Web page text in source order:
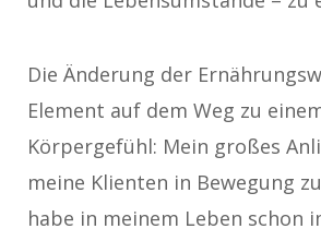
Die Änderung der
Element auf dem Weg zu
Körpergefühl: Mein großes
meine Klienten in Bewegung
habe in meinem Leben schon